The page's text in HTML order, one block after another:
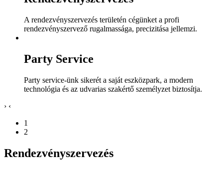
A rendezvényszervezés területén cégünket a profi
rendezvényszervező rugalmassága, precizitása jellemzi.
Party Service
Party service-ünk sikerét a saját eszközpark, a modern
technológia és az udvarias szakértő személyzet biztosítja.
› ‹
1
2
Rendezvényszervezés